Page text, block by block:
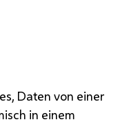
Daten von einer
in einem